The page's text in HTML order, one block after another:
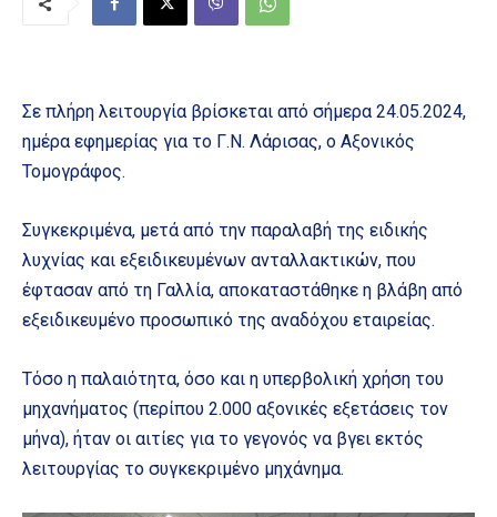
Σε πλήρη λειτουργία βρίσκεται από σήμερα 24.05.2024,
ημέρα εφημερίας για το Γ.Ν. Λάρισας, ο Αξονικός
Τομογράφος.
Συγκεκριμένα, μετά από την παραλαβή της ειδικής
λυχνίας και εξειδικευμένων ανταλλακτικών, που
έφτασαν από τη Γαλλία, αποκαταστάθηκε η βλάβη από
εξειδικευμένο προσωπικό της αναδόχου εταιρείας.
Τόσο η παλαιότητα, όσο και η υπερβολική χρήση του
μηχανήματος (περίπου 2.000 αξονικές εξετάσεις τον
μήνα), ήταν οι αιτίες για το γεγονός να βγει εκτός
λειτουργίας το συγκεκριμένο μηχάνημα.